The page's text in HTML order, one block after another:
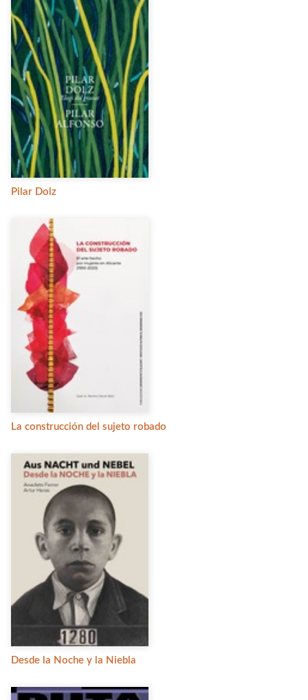
Pilar Dolz
La construcción del sujeto robado
Desde la Noche y la Niebla